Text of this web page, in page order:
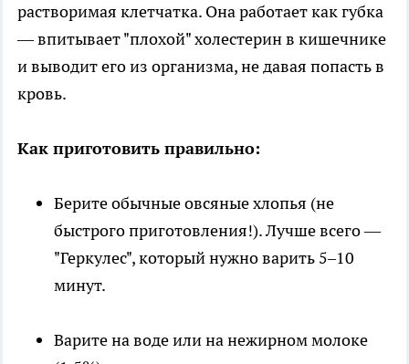
растворимая клетчатка. Она работает как губка
— впитывает "плохой" холестерин в кишечнике
и выводит его из организма, не давая попасть в
кровь.
Как приготовить правильно:
Берите обычные овсяные хлопья (не
быстрого приготовления!). Лучше всего —
"Геркулес", который нужно варить 5–10
минут.
Варите на воде или на нежирном молоке